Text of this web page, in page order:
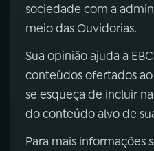
sociedade com a
meio das Ouvidorias.
Sua opinião ajuda a
conteúdos ofertados
se esqueça de incluir
do conteúdo alvo de
Para mais informações